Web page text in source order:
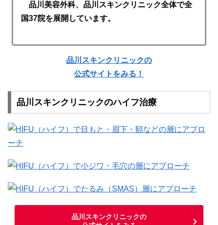
品川美容外科、品川スキンクリニック全体で全
国37院を展開しています。
品川スキンクリニックの
公式サイトをみる！
品川スキンクリニックのハイフ治療
品川スキンクリニックの